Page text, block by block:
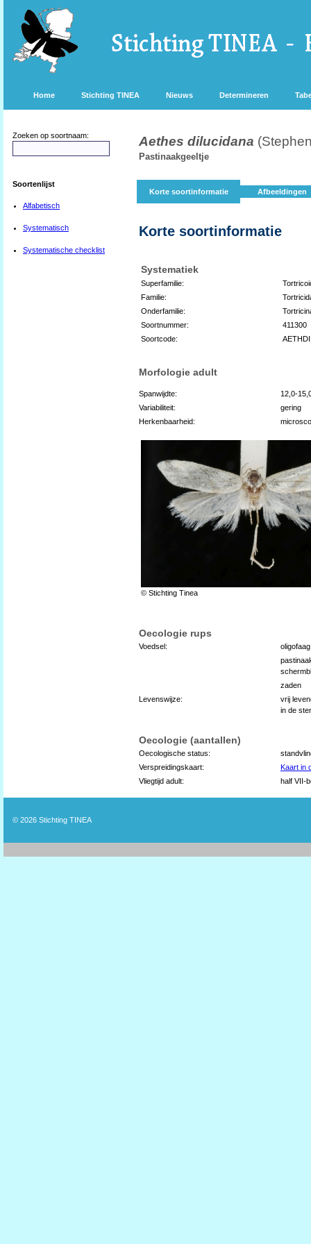
Home Stichting TINEA Nieuws Determineren
Zoeken op soortnaam:
Soortenlijst
Alfabetisch
Systematisch
Systematische checklist
Aethes dilucidana
Pastinaakgeeltje
Korte soortinformatie Afbeeldingen
Korte soortinformatie
Systematiek
Superfamilie:
Familie:
Onderfamilie:
Soortnummer:
411300
Soortcode:
Morfologie adult
Spanwijdte:
12,0-
Variabiliteit:
gering
Herkenbaarheid:
© Stichting Tinea
Oecologie rups
Voedsel:
oligofaag
zaden
Levenswijze:
vrij
in de
Oecologie (aantallen)
Oecologische status:
Verspreidingskaart:
Kaart in
Vliegtijd adult:
half VII-
© 2026 Stichting TINEA